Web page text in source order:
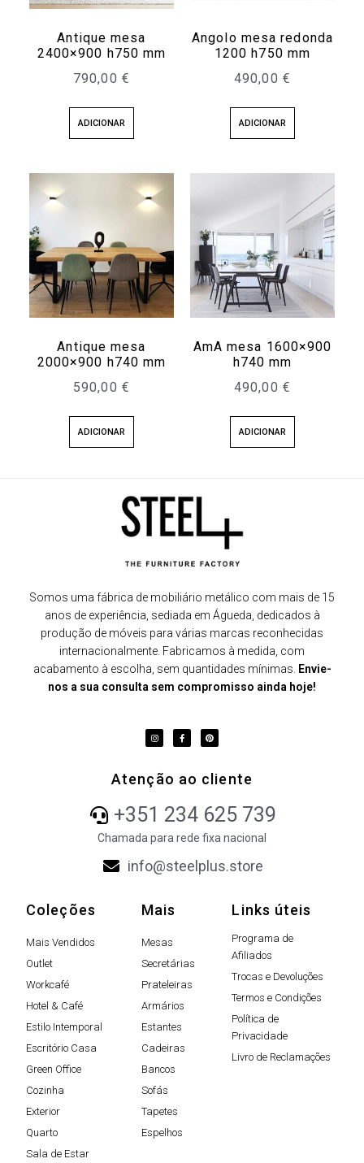
Antique mesa
2400×900 h750 mm
790,00 €
ADICIONAR
Angolo mesa redonda
1200 h750 mm
490,00 €
ADICIONAR
Antique mesa
2000×900 h740 mm
590,00 €
ADICIONAR
AmA mesa 1600×900
h740 mm
490,00 €
ADICIONAR
Somos uma fábrica de mobiliário metálico com mais de 15
anos de experiência, sediada em Águeda, dedicados à
produção de móveis para várias marcas reconhecidas
internacionalmente. Fabricamos à medida, com
acabamento à escolha, sem quantidades mínimas. Envie-
nos a sua consulta sem compromisso ainda hoje!
Atenção ao cliente
+351 234 625 739
Chamada para rede fixa nacional
info@steelplus.store
Coleções
Mais Vendidos
Outlet
Workcafé
Hotel & Café
Estilo Intemporal
Escritório Casa
Green Office
Cozinha
Exterior
Quarto
Sala de Estar
Mais
Mesas
Secretárias
Prateleiras
Armários
Estantes
Cadeiras
Bancos
Sofás
Tapetes
Espelhos
Links úteis
Programa de
Afiliados
Trocas e Devoluções
Termos e Condições
Política de
Privacidade
Livro de Reclamações